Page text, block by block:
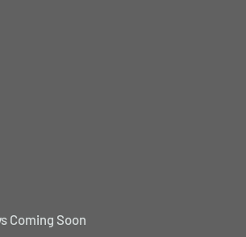
Coming Soon